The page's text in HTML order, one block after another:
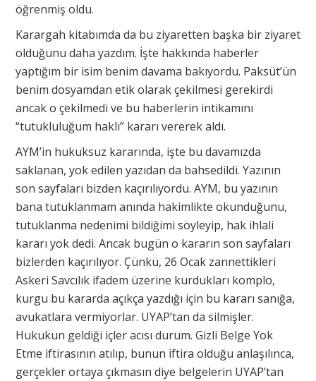
öğrenmiş oldu.
Karargah kitabımda da bu ziyaretten başka bir ziyaret
olduğunu daha yazdım. İşte hakkında haberler
yaptığım bir isim benim davama bakıyordu. Paksüt’ün
benim dosyamdan etik olarak çekilmesi gerekirdi
ancak o çekilmedi ve bu haberlerin intikamını
“tutukluluğum haklı” kararı vererek aldı.
AYM’in hukuksuz kararında, işte bu davamızda
saklanan, yok edilen yazıdan da bahsedildi. Yazının
son sayfaları bizden kaçırılıyordu. AYM, bu yazının
bana tutuklanmam anında hakimlikte okunduğunu,
tutuklanma nedenimi bildiğimi söyleyip, hak ihlali
kararı yok dedi. Ancak bugün o kararın son sayfaları
bizlerden kaçırılıyor. Çünkü, 26 Ocak zannettikleri
Askeri Savcılık ifadem üzerine kurdukları komplo,
kurgu bu kararda açıkça yazdığı için bu kararı sanığa,
avukatlara vermiyorlar. UYAP’tan da silmişler.
Hukukun geldiği içler acısı durum. Gizli Belge Yok
Etme iftirasının atılıp, bunun iftira olduğu anlaşılınca,
gerçekler ortaya çıkmasın diye belgelerin UYAP’tan